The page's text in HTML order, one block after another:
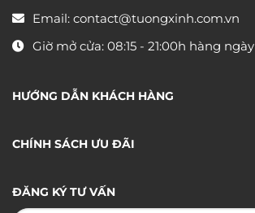
Email: contact@tuongxinh.com.vn
Giờ mở cửa: 08:15 - 21:00h hàng ngày
HƯỚNG DẪN KHÁCH HÀNG
CHÍNH SÁCH ƯU ĐÃI
ĐĂNG KÝ TƯ VẤN